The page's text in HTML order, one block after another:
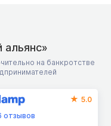
на банкротстве
5.0
отзывов